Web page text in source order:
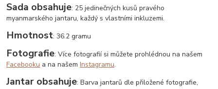
Sada obsahuje: 25 jedinečných kusů pravého
myanmarského jantaru, každý s vlastními inkluzemi.
Hmotnost: 36.2 gramu
Fotografie: Více fotografií si můžete prohlédnou na našem
Facebooku a na našemInstagramu.
Jantar obsahuje: Barva jantarů dle přiložené fotografie,